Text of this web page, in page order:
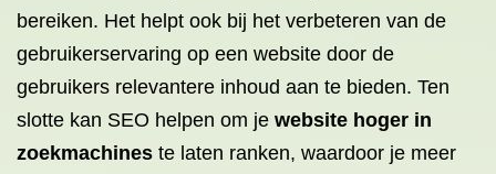
bereiken. Het helpt ook bij het verbeteren van de
gebruikerservaring op een website door de
gebruikers relevantere inhoud aan te bieden. Ten
slotte kan SEO helpen om je website hoger in
zoekmachines te laten ranken, waardoor je meer